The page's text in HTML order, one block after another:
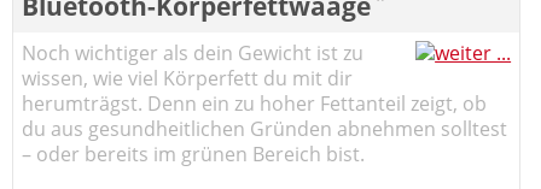
Noch wichtiger als dein Gewicht ist zu
wissen, wie viel Körperfett du mit dir
herumträgst. Denn ein zu hoher Fettanteil zeigt, ob
du aus gesundheitlichen Gründen abnehmen solltest
– oder bereits im grünen Bereich bist.